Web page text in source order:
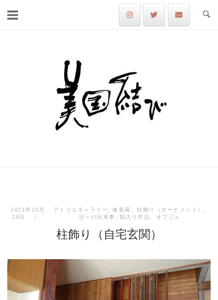
Home
2021年10月
28日
アトリエギャラリー ,修多羅、柱飾り（オーナメント）
日々の出来事
額入り作品、オブジェ
柱飾り（自宅玄関）